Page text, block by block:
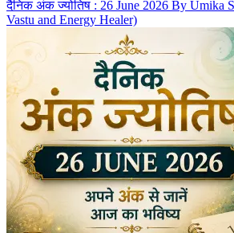
दैनिक अंक ज्योतिष : 26 June 2026 By Umika
Vastu and Energy Healer)